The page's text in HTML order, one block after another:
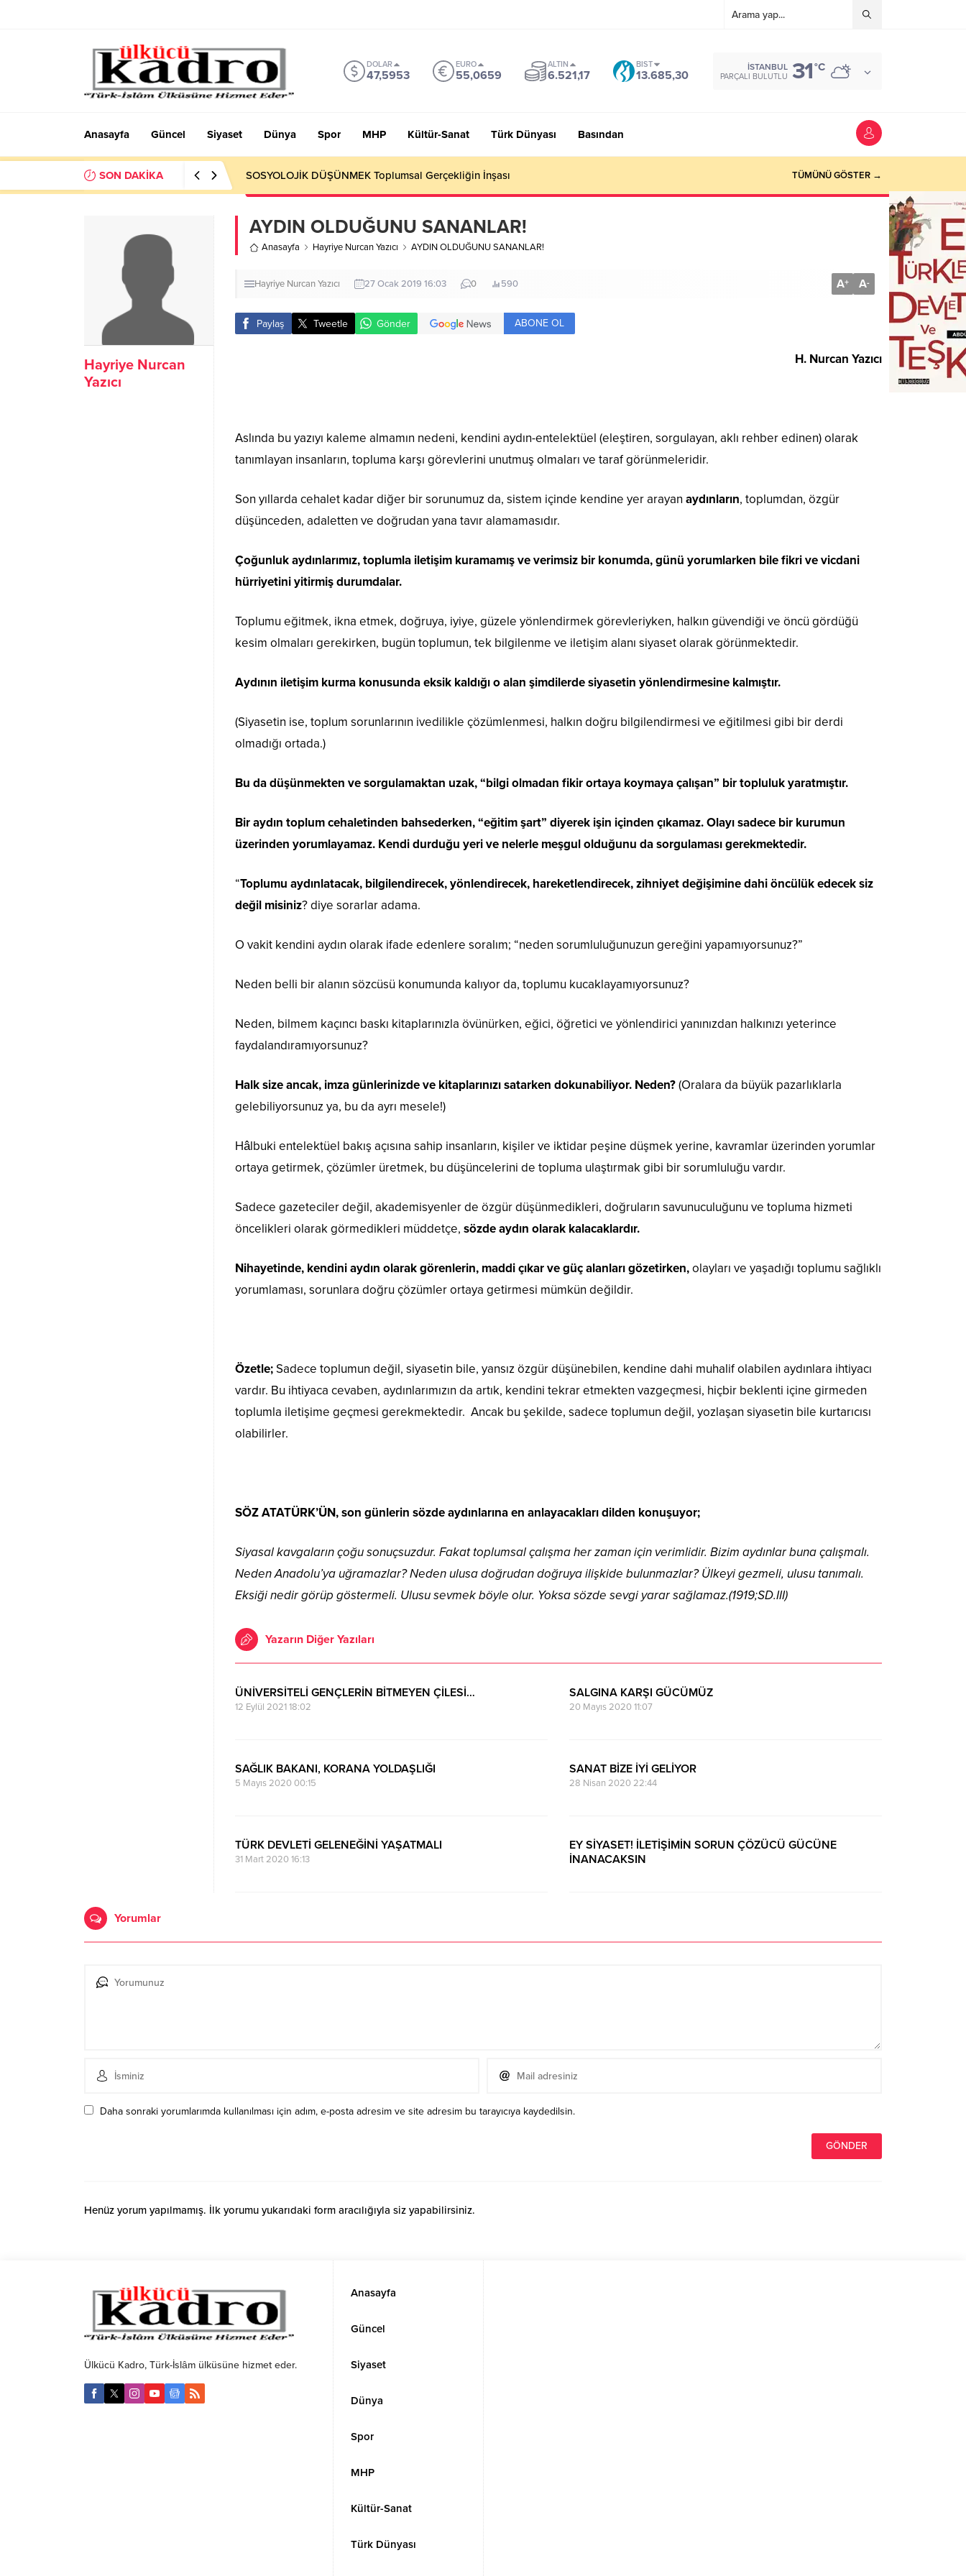
DOLAR
47,5953
EURO
55,0659
ALTIN
6.521,17
BIST
13.685,30
İSTANBUL
PARÇALI BULUTLU 31°C
Anasayfa Güncel Siyaset Dünya Spor MHP Kültür-Sanat Türk Dünyası Basından
SON DAKİKA Okumayı Pek de Sevmiyoruz Herhalde TÜMÜNÜ GÖSTER →
Hayriye Nurcan
Yazıcı
AYDIN OLDUĞUNU SANANLAR!
Anasayfa Hayriye Nurcan Yazıcı AYDIN OLDUĞUNU SANANLAR!
Hayriye Nurcan Yazıcı 27 Ocak 2019 16:03 0 590 A+ A-
Paylaş Tweetle Gönder ABONE OL
H. Nurcan Yazıcı
Aslında bu yazıyı kaleme almamın nedeni, kendini aydın-entelektüel (eleştiren, sorgulayan, aklı rehber edinen) olarak
tanımlayan insanların, topluma karşı görevlerini unutmuş olmaları ve taraf görünmeleridir.
Son yıllarda cehalet kadar diğer bir sorunumuz da, sistem içinde kendine yer arayan aydınların, toplumdan, özgür
düşünceden, adaletten ve doğrudan yana tavır alamamasıdır.
Çoğunluk aydınlarımız, toplumla iletişim kuramamış ve verimsiz bir konumda, günü yorumlarken bile fikri ve vicdani
hürriyetini yitirmiş durumdalar.
Toplumu eğitmek, ikna etmek, doğruya, iyiye, güzele yönlendirmek görevleriyken, halkın güvendiği ve öncü gördüğü
kesim olmaları gerekirken, bugün toplumun, tek bilgilenme ve iletişim alanı siyaset olarak görünmektedir.
Aydının iletişim kurma konusunda eksik kaldığı o alan şimdilerde siyasetin yönlendirmesine kalmıştır.
(Siyasetin ise, toplum sorunlarının ivedilikle çözümlenmesi, halkın doğru bilgilendirmesi ve eğitilmesi gibi bir derdi
olmadığı ortada.)
Bu da düşünmekten ve sorgulamaktan uzak, “bilgi olmadan fikir ortaya koymaya çalışan” bir topluluk yaratmıştır.
Bir aydın toplum cehaletinden bahsederken, “eğitim şart” diyerek işin içinden çıkamaz. Olayı sadece bir kurumun
üzerinden yorumlayamaz. Kendi durduğu yeri ve nelerle meşgul olduğunu da sorgulaması gerekmektedir.
“Toplumu aydınlatacak, bilgilendirecek, yönlendirecek, hareketlendirecek, zihniyet değişimine dahi öncülük edecek siz
değil misiniz? diye sorarlar adama.
O vakit kendini aydın olarak ifade edenlere soralım; “neden sorumluluğunuzun gereğini yapamıyorsunuz?”
Neden belli bir alanın sözcüsü konumunda kalıyor da, toplumu kucaklayamıyorsunuz?
Neden, bilmem kaçıncı baskı kitaplarınızla övünürken, eğici, öğretici ve yönlendirici yanınızdan halkınızı yeterince
faydalandıramıyorsunuz?
Halk size ancak, imza günlerinizde ve kitaplarınızı satarken dokunabiliyor. Neden?(Oralara da büyük pazarlıklarla
gelebiliyorsunuz ya, bu da ayrı mesele!)
Hâlbuki entelektüel bakış açısına sahip insanların, kişiler ve iktidar peşine düşmek yerine, kavramlar üzerinden yorumlar
ortaya getirmek, çözümler üretmek, bu düşüncelerini de topluma ulaştırmak gibi bir sorumluluğu vardır.
Sadece gazeteciler değil, akademisyenler de özgür düşünmedikleri, doğruların savunuculuğunu ve topluma hizmeti
öncelikleri olarak görmedikleri müddetçe, sözde aydın olarak kalacaklardır.
Nihayetinde, kendini aydın olarak görenlerin, maddi çıkar ve güç alanları gözetirken,olayları ve yaşadığı toplumu sağlıklı
yorumlaması, sorunlara doğru çözümler ortaya getirmesi mümkün değildir.
Özetle;Sadece toplumun değil, siyasetin bile, yansız özgür düşünebilen, kendine dahi muhalif olabilen aydınlara ihtiyacı
vardır. Bu ihtiyaca cevaben, aydınlarımızın da artık, kendini tekrar etmekten vazgeçmesi, hiçbir beklenti içine girmeden
toplumla iletişime geçmesi gerekmektedir. Ancak bu şekilde, sadece toplumun değil, yozlaşan siyasetin bile kurtarıcısı
olabilirler.
SÖZ ATATÜRK’ÜN, son günlerin sözde aydınlarına en anlayacakları dilden konuşuyor;
Siyasal kavgaların çoğu sonuçsuzdur. Fakat toplumsal çalışma her zaman için verimlidir. Bizim aydınlar buna çalışmalı.
Neden Anadolu’ya uğramazlar? Neden ulusa doğrudan doğruya ilişkide bulunmazlar? Ülkeyi gezmeli, ulusu tanımalı.
Eksiği nedir görüp göstermeli. Ulusu sevmek böyle olur. Yoksa sözde sevgi yarar sağlamaz.(1919;SD.III)
Yazarın Diğer Yazıları
ÜNİVERSİTELİ GENÇLERİN BİTMEYEN ÇİLESİ…
12 Eylül 2021 18:02
SALGINA KARŞI GÜCÜMÜZ
20 Mayıs 2020 11:07
SAĞLIK BAKANI, KORANA YOLDAŞLIĞI
5 Mayıs 2020 00:15
SANAT BİZE İYİ GELİYOR
28 Nisan 2020 22:44
TÜRK DEVLETİ GELENEĞİNİ YAŞATMALI
31 Mart 2020 16:13
EY SİYASET! İLETİŞİMİN SORUN ÇÖZÜCÜ GÜCÜNE
İNANACAKSIN
Yorumlar
Daha sonraki yorumlarımda kullanılması için adım, e-posta adresim ve site adresim bu tarayıcıya kaydedilsin.
Henüz yorum yapılmamış. İlk yorumu yukarıdaki form aracılığıyla siz yapabilirsiniz.
Ülkücü Kadro, Türk-İslâm ülküsüne hizmet eder.
Anasayfa
Güncel
Siyaset
Dünya
Spor
MHP
Kültür-Sanat
Türk Dünyası